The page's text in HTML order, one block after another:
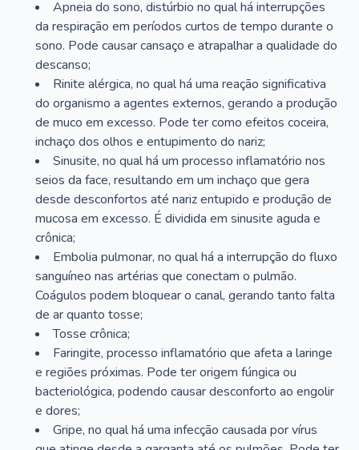
Apneia do sono, distúrbio no qual há interrupções
da respiração em períodos curtos de tempo durante o
sono. Pode causar cansaço e atrapalhar a qualidade do
descanso;
Rinite alérgica, no qual há uma reação significativa
do organismo a agentes externos, gerando a produção
de muco em excesso. Pode ter como efeitos coceira,
inchaço dos olhos e entupimento do nariz;
Sinusite, no qual há um processo inflamatório nos
seios da face, resultando em um inchaço que gera
desde desconfortos até nariz entupido e produção de
mucosa em excesso. É dividida em sinusite aguda e
crônica;
Embolia pulmonar, no qual há a interrupção do fluxo
sanguíneo nas artérias que conectam o pulmão.
Coágulos podem bloquear o canal, gerando tanto falta
de ar quanto tosse;
Tosse crônica;
Faringite, processo inflamatório que afeta a laringe
e regiões próximas. Pode ter origem fúngica ou
bacteriológica, podendo causar desconforto ao engolir
e dores;
Gripe, no qual há uma infecção causada por vírus